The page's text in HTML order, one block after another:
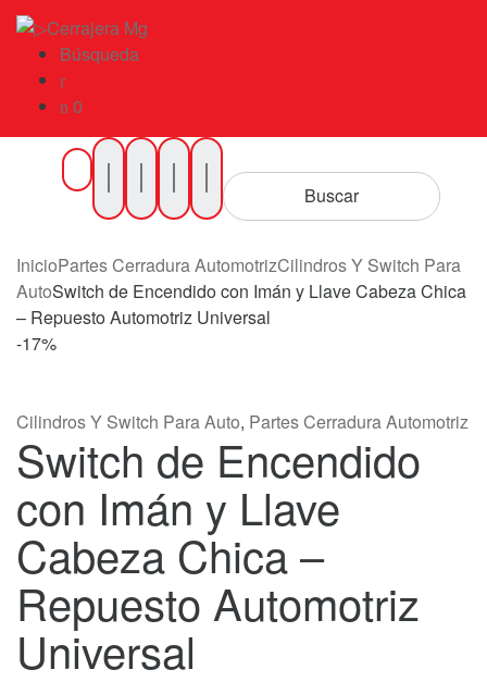
Búsqueda
0
Buscar
por
Productos
Buscar
InicioPartes Cerradura AutomotrizCilindros Y Switch Para
AutoSwitch de Encendido con Imán y Llave Cabeza Chica
– Repuesto Automotriz Universal
-17%
Cilindros Y Switch Para Auto, Partes Cerradura Automotriz
Switch de Encendido
con Imán y Llave
Cabeza Chica –
Repuesto Automotriz
Universal